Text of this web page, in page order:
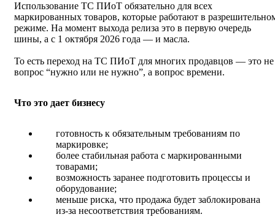
Использование ТС ПИоТ обязательно для всех
маркированных товаров, которые работают в
режиме. На момент выхода релиза это в первую очередь
шины, а с 1 октября 2026 года — и масла.
То есть переход на ТС ПИоТ для многих продавцов — это не
вопрос “нужно или не нужно”, а вопрос времени.
Что это дает бизнесу
готовность к обязательным требованиям по
маркировке;
более стабильная работа с маркированными
товарами;
возможность заранее подготовить процессы и
оборудование;
меньше риска, что продажа будет заблокирована
из‑за несоответствия требованиям.